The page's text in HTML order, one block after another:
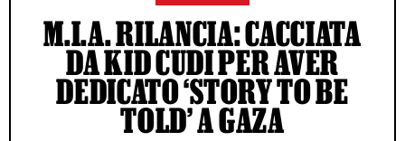
M.I.A. RILANCIA: CACCIATA
DA KID CUDI PER AVER
DEDICATO ‘STORY TO BE
TOLD’ A GAZA